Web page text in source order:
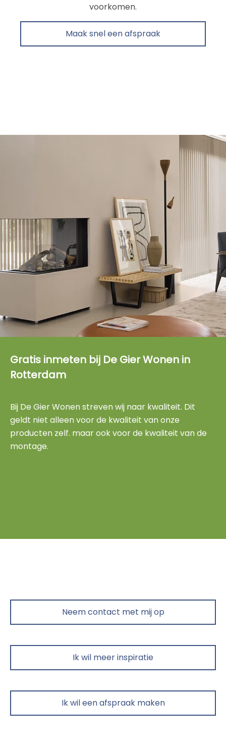
voorkomen.
Maak snel een afspraak
Gratis inmeten bij De Gier Wonen in
Rotterdam
Bij De Gier Wonen streven wij naar kwaliteit. Dit
geldt niet alleen voor de kwaliteit van onze
producten zelf. maar ook voor de kwaliteit van de
montage.
Neem contact met mij op
Ik wil meer inspiratie
Ik wil een afspraak maken